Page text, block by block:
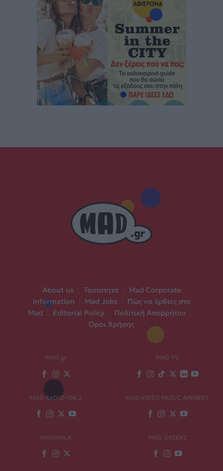
About us Ταυτότητα
Mad Corporate
Information
Mad Jobs
Πώς να έρθεις στο
Mad
Editorial Policy Πολιτική Απορρήτου
Όροι Χρήσης
MAD.gr MAD TV
MAD RADIO 106,2 MAD VIDEO MUSIC AWARDS
MADWALK MAD GREEKZ